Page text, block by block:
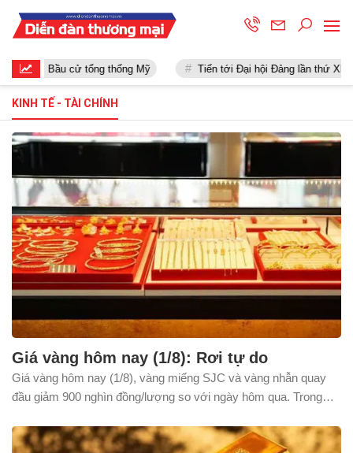
Bầu cử tổng thống Mỹ Tiến tới Đại hội Đảng lần thứ XIII
KINH TẾ - TÀI CHÍNH
Giá vàng hôm nay (1/8): Rơi tự do
Giá vàng hôm nay (1/8), vàng miếng SJC và vàng nhẫn quay
đầu giảm 900 nghìn đồng/lượng so với ngày hôm qua. Trong